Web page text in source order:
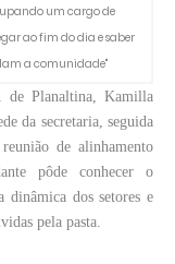
um cargo de
ao fim do dia e saber
a comunidade"
Planaltina, Kamilla
da secretaria, seguida
de alinhamento
pôde conhecer o
dinâmica dos setores e
pela pasta.